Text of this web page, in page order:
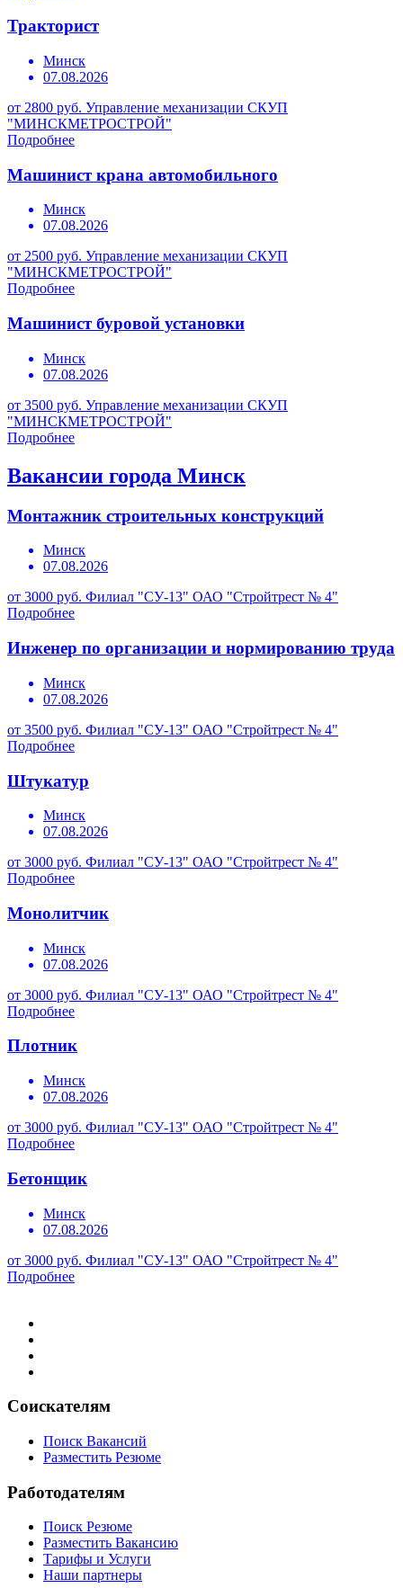
Тракторист
Минск
07.08.2026
от 2800 руб. Управление механизации СКУП
"МИНСКМЕТРОСТРОЙ"
Подробнее
Машинист крана автомобильного
Минск
07.08.2026
от 2500 руб. Управление механизации СКУП
"МИНСКМЕТРОСТРОЙ"
Подробнее
Машинист буровой установки
Минск
07.08.2026
от 3500 руб. Управление механизации СКУП
"МИНСКМЕТРОСТРОЙ"
Подробнее
Вакансии города Минск
Монтажник строительных конструкций
Минск
07.08.2026
от 3000 руб. Филиал "СУ-13" ОАО "Стройтрест № 4"
Подробнее
Инженер по организации и нормированию труда
Минск
07.08.2026
от 3500 руб. Филиал "СУ-13" ОАО "Стройтрест № 4"
Подробнее
Штукатур
Минск
07.08.2026
от 3000 руб. Филиал "СУ-13" ОАО "Стройтрест № 4"
Подробнее
Монолитчик
Минск
07.08.2026
от 3000 руб. Филиал "СУ-13" ОАО "Стройтрест № 4"
Подробнее
Плотник
Минск
07.08.2026
от 3000 руб. Филиал "СУ-13" ОАО "Стройтрест № 4"
Подробнее
Бетонщик
Минск
07.08.2026
от 3000 руб. Филиал "СУ-13" ОАО "Стройтрест № 4"
Подробнее
Соискателям
Поиск Вакансий
Разместить Резюме
Работодателям
Поиск Резюме
Разместить Вакансию
Тарифы и Услуги
Наши партнеры